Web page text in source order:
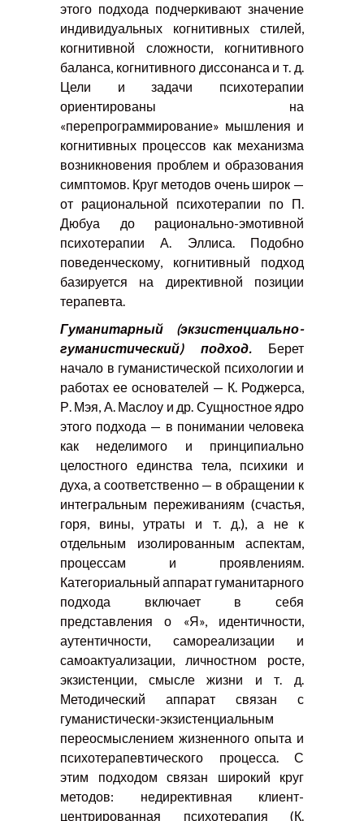
этого подхода подчеркивают значение
индивидуальных когнитивных стилей,
когнитивной сложности, когнитивного
баланса, когнитивного диссонанса и т. д.
Цели и задачи психотерапии
ориентированы на
«перепрограммирование» мышления и
когнитивных процессов как механизма
возникновения проблем и образования
симптомов. Круг методов очень широк —
от рациональной психотерапии по П.
Дюбуа до рационально-эмотивной
психотерапии А. Эллиса. Подобно
поведенческому, когнитивный подход
базируется на директивной позиции
терапевта.
Гуманитарный (экзистенциально-
гуманистический) подход. Берет
начало в гуманистической психологии и
работах ее основателей — К. Роджерса,
Р. Мэя, А. Маслоу и др. Сущностное ядро
этого подхода — в понимании человека
как неделимого и принципиально
целостного единства тела, психики и
духа, а соответственно — в обращении к
интегральным переживаниям (счастья,
горя, вины, утраты и т. д.), а не к
отдельным изолированным аспектам,
процессам и проявлениям.
Категориальный аппарат гуманитарного
подхода включает в себя
представления о «Я», идентичности,
аутентичности, самореализации и
самоактуализации, личностном росте,
экзистенции, смысле жизни и т. д.
Методический аппарат связан с
гуманистически-экзистенциальным
переосмыслением жизненного опыта и
психотерапевтического процесса. С
этим подходом связан широкий круг
методов: недирективная клиент-
центрированная психотерапия (К.